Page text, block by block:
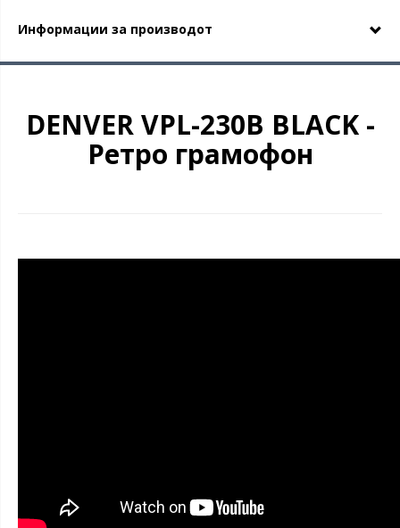
Информации за производот
DENVER VPL-230B BLACK -
Ретро грамофон